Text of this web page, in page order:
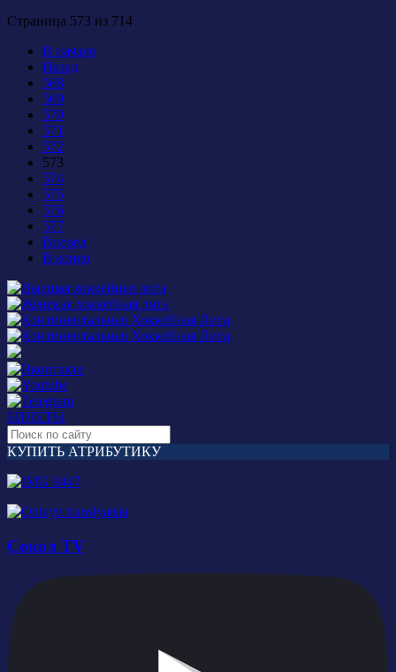
Страница 573 из 714
В начало
Назад
568
569
570
571
572
573
574
575
576
577
Вперед
В конец
БИЛЕТЫ
КУПИТЬ АТРИБУТИКУ
Сокол TV